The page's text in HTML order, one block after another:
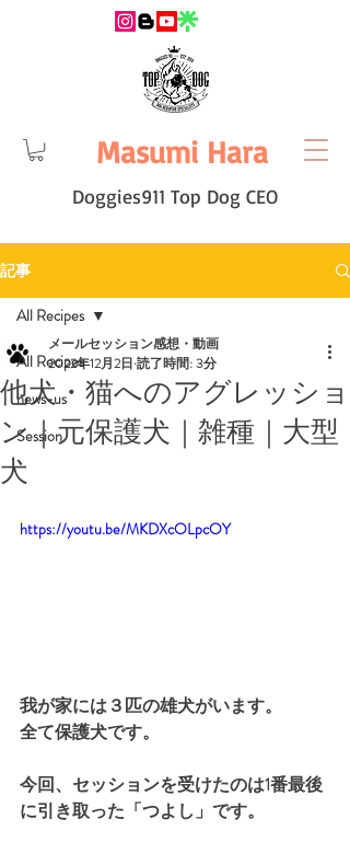
Masumi Hara
Doggies911 Top Dog CEO
記事
All Recipes
news-us
Session
All Recipes
他犬・猫へのアグレッショ
ン｜元保護犬｜雑種｜大型
犬
メールセッション感想・動画
2022年12月2日 読了時間: 3分
https://youtu.be/MKDXcOLpcOY
我が家には３匹の雄犬がいます。
全て保護犬です。
今回、セッションを受けたのは1番最後
に引き取った「つよし」です。